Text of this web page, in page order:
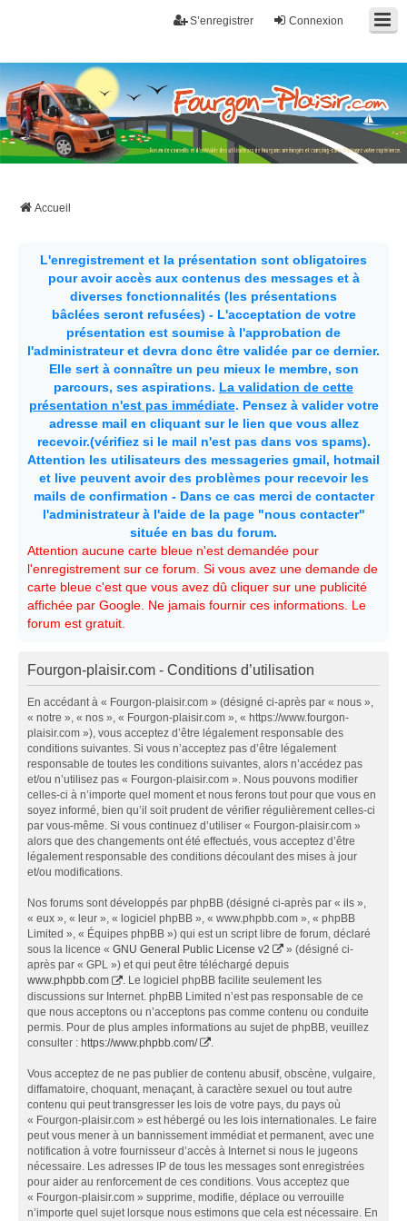
Connexion
S’enregistrer
Fourgon-plaisir.com
Forum de conseils et d'entraide des utilisateurs de fourgons, fourgons
aménagés, vans et de camping-car. Partagez votre expérience.
Accueil
L'enregistrement et la présentation sont obligatoires
pour avoir accès aux contenus des messages et à
diverses fonctionnalités (les présentations
bâclées seront refusées) - L'acceptation de votre
présentation est soumise à l'approbation de
l'administrateur et devra donc être validée par ce dernier.
Elle sert à connaître un peu mieux le membre, son
parcours, ses aspirations. La validation de cette
présentation n'est pas immédiate. Pensez à valider votre
adresse mail en cliquant sur le lien que vous allez
recevoir.(vérifiez si le mail n'est pas dans vos spams).
Attention les utilisateurs des messageries gmail, hotmail
et live peuvent avoir des problèmes pour recevoir les
mails de confirmation - Dans ce cas merci de contacter
l'administrateur à l'aide de la page "nous contacter"
située en bas du forum.
Attention aucune carte bleue n'est demandée pour
l'enregistrement sur ce forum. Si vous avez une demande de
carte bleue c'est que vous avez dû cliquer sur une publicité
affichée par Google. Ne jamais fournir ces informations. Le
forum est gratuit.
Fourgon-plaisir.com - Conditions d’utilisation
En accédant à « Fourgon-plaisir.com » (désigné ci-après par « nous »,
« notre », « nos », « Fourgon-plaisir.com », « https://www.fourgon-
plaisir.com »), vous acceptez d’être légalement responsable des
conditions suivantes. Si vous n’acceptez pas d’être légalement
responsable de toutes les conditions suivantes, alors n’accédez pas
et/ou n’utilisez pas « Fourgon-plaisir.com ». Nous pouvons modifier
celles-ci à n’importe quel moment et nous ferons tout pour que vous en
soyez informé, bien qu’il soit prudent de vérifier régulièrement celles-ci
par vous-même. Si vous continuez d’utiliser « Fourgon-plaisir.com »
alors que des changements ont été effectués, vous acceptez d’être
légalement responsable des conditions découlant des mises à jour
et/ou modifications.
Nos forums sont développés par phpBB (désigné ci-après par « ils »,
« eux », « leur », « logiciel phpBB », « www.phpbb.com », « phpBB
Limited », « Équipes phpBB ») qui est un script libre de forum, déclaré
sous la licence « GNU General Public License v2
» (désigné ci-
après par « GPL ») et qui peut être téléchargé depuis
www.phpbb.com
. Le logiciel phpBB facilite seulement les
discussions sur Internet. phpBB Limited n’est pas responsable de ce
que nous acceptons ou n’acceptons pas comme contenu ou conduite
permis. Pour de plus amples informations au sujet de phpBB, veuillez
consulter : https://www.phpbb.com/
Vous acceptez de ne pas publier de contenu abusif, obscène, vulgaire,
diffamatoire, choquant, menaçant, à caractère sexuel ou tout autre
contenu qui peut transgresser les lois de votre pays, du pays où
« Fourgon-plaisir.com » est hébergé ou les lois internationales. Le faire
peut vous mener à un bannissement immédiat et permanent, avec une
notification à votre fournisseur d’accès à Internet si nous le jugeons
nécessaire. Les adresses IP de tous les messages sont enregistrées
pour aider au renforcement de ces conditions. Vous acceptez que
« Fourgon-plaisir.com » supprime, modifie, déplace ou verrouille
n’importe quel sujet lorsque nous estimons que cela est nécessaire. En